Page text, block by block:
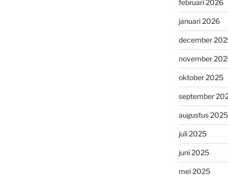
februari 2026
januari 2026
december
november
oktober 2025
september
augustus 2025
juli 2025
juni 2025
mei 2025